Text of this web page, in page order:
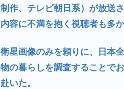
制作、テレビ朝日系）が放送
内容に不満を抱く視聴者も多
衛星画像のみを頼りに、日本
物の暮らしを調査することで
赴いた。